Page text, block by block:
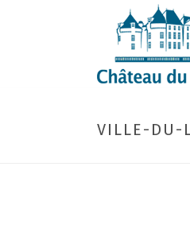
VILLE-DU-